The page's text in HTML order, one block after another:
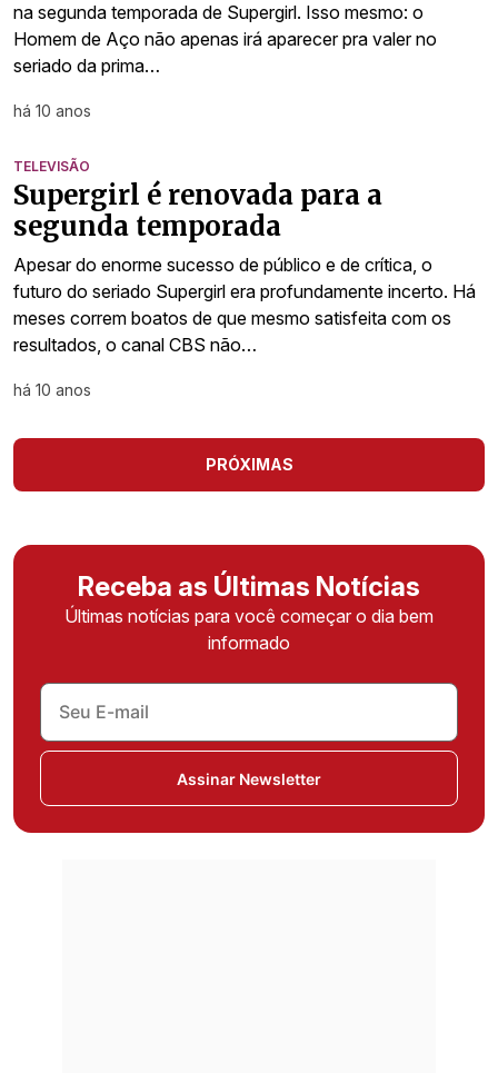
na segunda temporada de Supergirl. Isso mesmo: o
Homem de Aço não apenas irá aparecer pra valer no
seriado da prima…
há 10 anos
TELEVISÃO
Supergirl é renovada para a
segunda temporada
Apesar do enorme sucesso de público e de crítica, o
futuro do seriado Supergirl era profundamente incerto. Há
meses correm boatos de que mesmo satisfeita com os
resultados, o canal CBS não…
há 10 anos
PRÓXIMAS
Receba as Últimas Notícias
Últimas notícias para você começar o dia bem
informado
Assinar Newsletter